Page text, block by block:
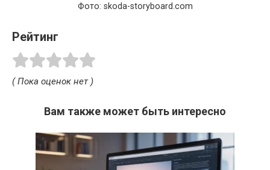
Фото: skoda-storyboard.com
Рейтинг
( Пока оценок нет )
Вам также может быть интересно